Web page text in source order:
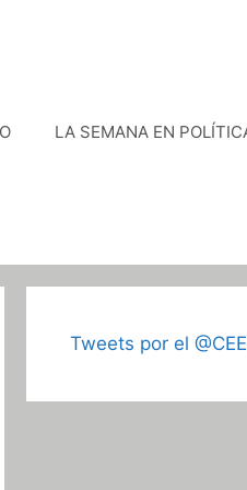
LA SEMANA EN
Tweets por el